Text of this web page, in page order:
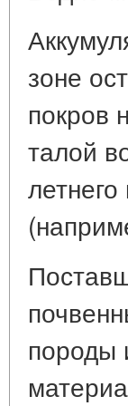
зоне
покров
талой
породы